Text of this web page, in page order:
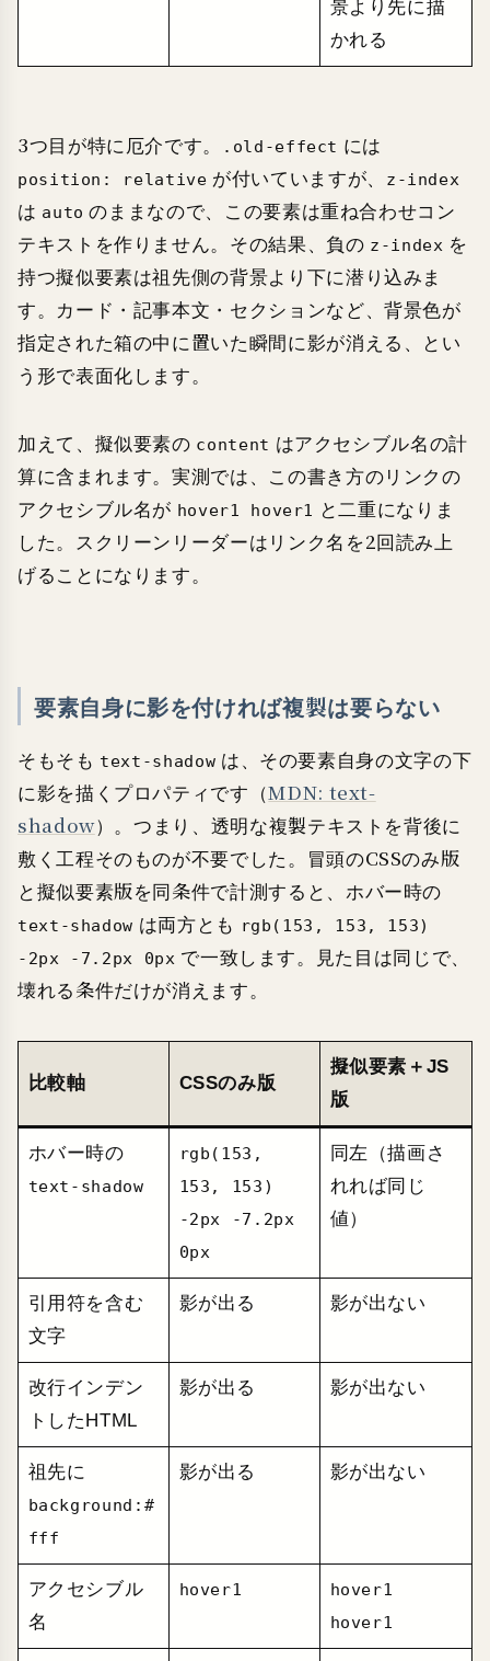
景より先に描
かれる
3つ目が特に厄介です。 .old-effect には
position: relative が付いていますが、 z-index
は auto のままなので、この要素は重ね合わせコン
テキストを作りません。その結果、負の z-index を
持つ擬似要素は祖先側の背景より下に潜り込みま
す。カード・記事本文・セクションなど、背景色が
指定された箱の中に置いた瞬間に影が消える、とい
う形で表面化します。
加えて、擬似要素の content はアクセシブル名の計
算に含まれます。実測では、この書き方のリンクの
アクセシブル名が hover1 hover1
と二重になりま
した。スクリーンリーダーはリンク名を2回読み上
げることになります。
要素自身に影を付ければ複製は要らない
そもそも text-shadow は、その要素自身の文字の下
に影を描くプロパティです（MDN: text-
shadow）。つまり、透明な複製テキストを背後に
敷く工程そのものが不要でした。冒頭のCSSのみ版
と擬似要素版を同条件で計測すると、ホバー時の
text-shadow は両方とも rgb(153, 153, 153)
-2px -7.2px 0px で一致します。見た目は同じで、
壊れる条件だけが消えます。
比較軸 CSSのみ版
擬似要素＋JS
版
ホバー時の
text-shadow
rgb(153,
153, 153)
-2px -7.2px
0px
同左（描画さ
れれば同じ
値）
引用符を含む
文字
影が出る 影が出ない
改行インデン
トしたHTML
影が出る 影が出ない
祖先に
background:#
fff
影が出る 影が出ない
アクセシブル
名
hover1
hover1
hover1